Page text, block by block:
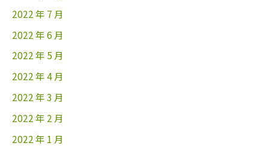
2022 年 7 月
2022 年 6 月
2022 年 5 月
2022 年 4 月
2022 年 3 月
2022 年 2 月
2022 年 1 月